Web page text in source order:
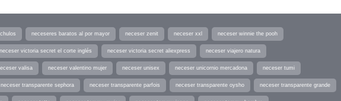
neceseres baratos al por mayor neceser zenit neceser xxl neceser winnie the pooh
neceser victoria secret el corte inglés neceser victoria secret aliexpress neceser viajero natura
valisa neceser valentino mujer neceser unisex neceser unicornio mercadona neceser tumi
neceser transparente sephora neceser transparente parfois neceser transparente oysho neceser transparente grande